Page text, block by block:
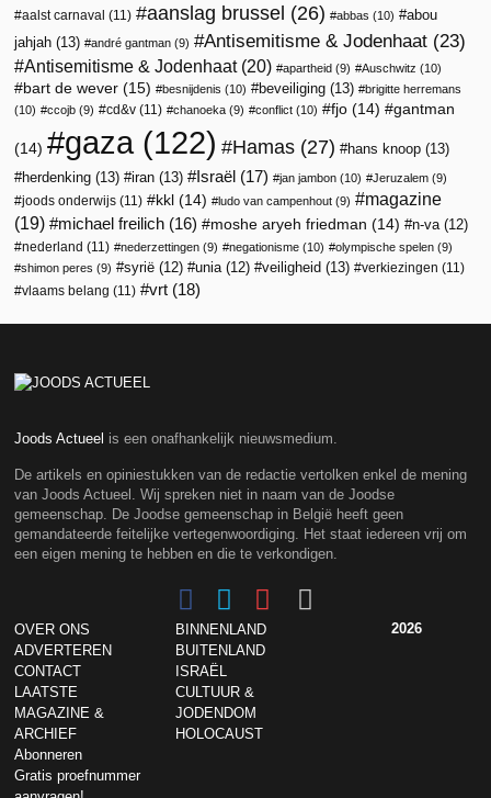
aalst carnaval (11) aanslag brussel (26) abbas (10)
abou
jahjah (13) andré gantman (9) Antisemitisme & Jodenhaat (23)
Antisemitisme & Jodenhaat(20) apartheid (9) Auschwitz (10)
bart de wever (15) besnijdenis (10) beveiliging (13)
brigitte herremans
(10)
ccojb (9) cd&v (11) chanoeka (9) conflict (10) fjo (14) gantman
(14) gaza(122) Hamas (27) hans knoop (13)
herdenking (13) iran (13) Israël (17) jan jambon (10) Jeruzalem (9)
joods onderwijs (11) kkl (14) ludo van campenhout (9)
magazine
(19)
michael freilich (16) moshe aryeh friedman (14) n-va(12)
nederland (11) nederzettingen (9) negationisme (10) olympische spelen (9)
shimon peres (9) syrië (12) unia(12) veiligheid (13) verkiezingen (11)
vlaams belang (11) vrt (18)
Joods Actueel is een onafhankelijk nieuwsmedium.
De artikels en opiniestukken van de redactie vertolken enkel de mening
van Joods Actueel. Wij spreken niet in naam van de Joodse
gemeenschap. De Joodse gemeenschap in België heeft geen
gemandateerde feitelijke vertegenwoordiging. Het staat iedereen vrij om
een eigen mening te hebben en die te verkondigen.
OVER ONS
ADVERTEREN
CONTACT
LAATSTE
MAGAZINE &
ARCHIEF
Abonneren
Gratis proefnummer
BINNENLAND
BUITENLAND
ISRAËL
CULTUUR &
JODENDOM
HOLOCAUST
2026